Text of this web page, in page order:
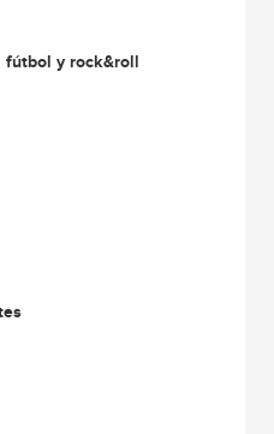
fútbol y rock&roll